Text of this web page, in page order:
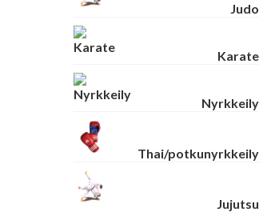
Judo
Karate
Nyrkkeily
Thai/potkunyrkkeily
Jujutsu